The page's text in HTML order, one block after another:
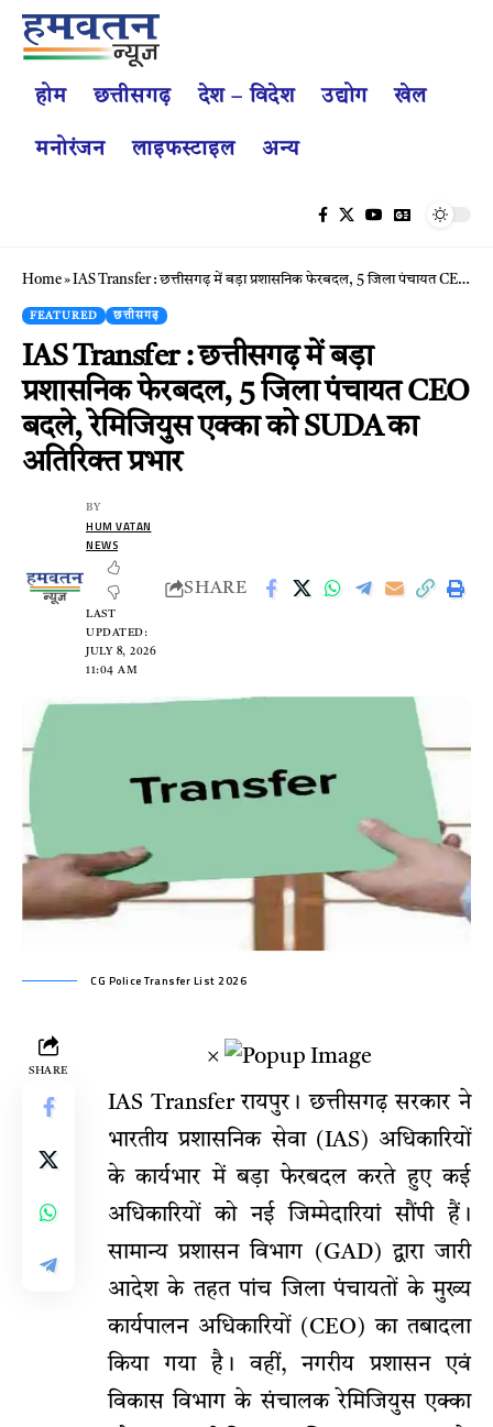
होम छत्तीसगढ़ देश – विदेश उद्योग खेल
मनोरंजन लाइफस्टाइल अन्य
Home» IAS Transfer : छत्तीसगढ़ में बड़ा प्रशासनिक फेरबदल, 5 जिला पंचायत CEO बदले, रेमिजियुस एक्का को SUDA का अतिरिक्त प्रभार
FEATURED छत्तीसगढ़
IAS Transfer : छत्तीसगढ़ में बड़ा
प्रशासनिक फेरबदल, 5 जिला पंचायत CEO
बदले, रेमिजियुस एक्का को SUDA का
अतिरिक्त प्रभार
LAST
UPDATED:
JULY 8, 2026
11:04 AM
BY
HUM VATAN
NEWS
SHARE
CG Police Transfer List 2026
SHARE
×
IAS Transfer रायपुर। छत्तीसगढ़ सरकार ने
भारतीय प्रशासनिक सेवा (IAS) अधिकारियों
के कार्यभार में बड़ा फेरबदल करते हुए कई
अधिकारियों को नई जिम्मेदारियां सौंपी हैं।
सामान्य प्रशासन विभाग (GAD) द्वारा जारी
आदेश के तहत पांच जिला पंचायतों के मुख्य
कार्यपालन अधिकारियों (CEO) का तबादला
किया गया है। वहीं, नगरीय प्रशासन एवं
विकास विभाग के संचालक रेमिजियुस एक्का